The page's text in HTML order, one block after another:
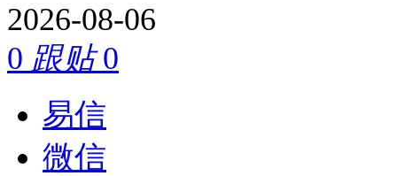
2026-08-06
0 跟贴0
易信
微信